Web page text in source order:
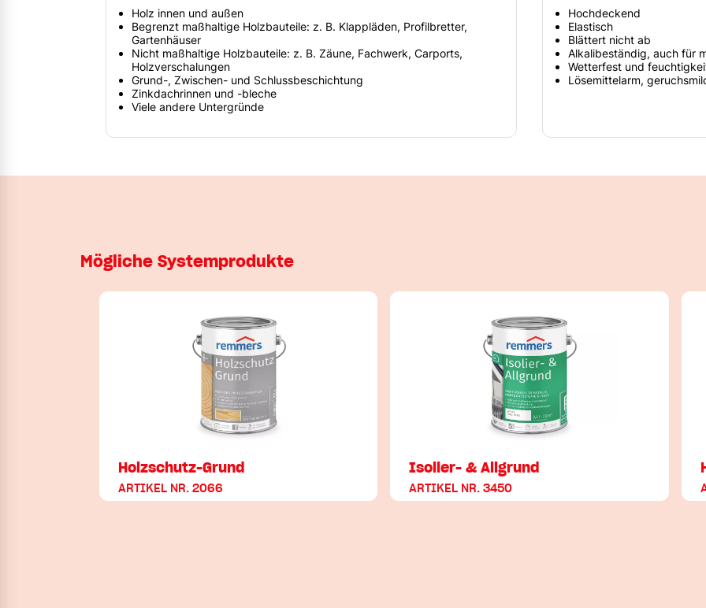
Holz innen und außen
Begrenzt maßhaltige Holzbauteile: z. B. Klappläden, Profilbretter,
Gartenhäuser
Nicht maßhaltige Holzbauteile: z. B. Zäune, Fachwerk, Carports,
Holzverschalungen
Grund-, Zwischen- und Schlussbeschichtung
Zinkdachrinnen und -bleche
Viele andere Untergründe
Hochdeckend
Elastisch
Blättert nicht ab
Alkalibeständig, auch für
Wetterfest und
Lösemittelarm,
Mögliche Systemprodukte
Holzschutz-Grund
ARTIKEL NR. 2066
Isolier- & Allgrund
ARTIKEL NR. 3450